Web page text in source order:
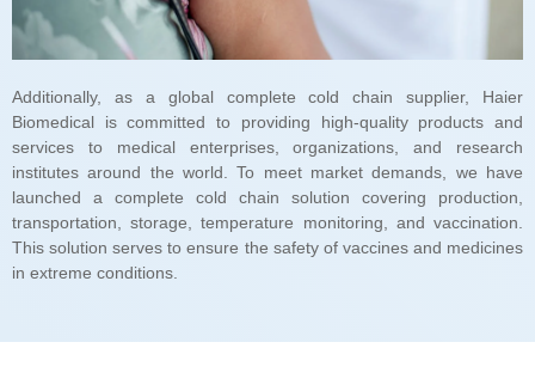
in extreme conditions.